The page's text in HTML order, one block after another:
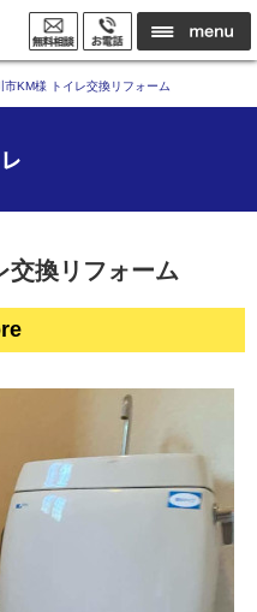
市KM様 トイレ交換リフォーム
交換リフォーム